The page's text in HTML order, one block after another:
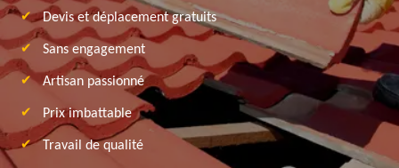
Devis et déplacement gratuits
Sans engagement
Artisan passionné
Prix imbattable
Travail de qualité